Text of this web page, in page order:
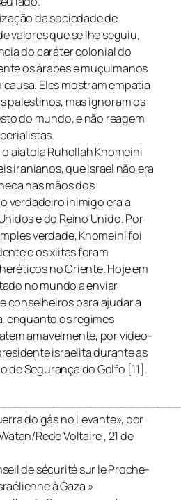
da sociedade de
valores que se lhe seguiu,
do caráter colonial do
os árabes e muçulmanos
Eles mostram empatia
palestinos, mas ignoram os
do mundo, e não reagem
o aiatola Ruhollah Khomeini
iranianos, que Israel não era
nas mãos dos
verdadeiro inimigo era a
e do Reino Unido. Por
verdade, Khomeini foi
e os xiitas foram
no Oriente. Hoje em
no mundo a enviar
conselheiros para ajudar a
enquanto os regimes
amavelmente, por vídeo-
israelita durante as
de Segurança do Golfo [11].
do gás no Levante», por
Rede Voltaire , 21 de
de sécurité sur le Proche-
à Gaza »